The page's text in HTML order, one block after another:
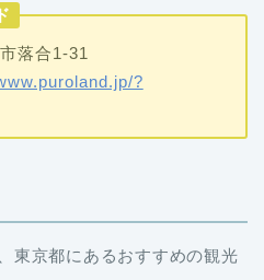
?
東京都にあるおすすめの観光